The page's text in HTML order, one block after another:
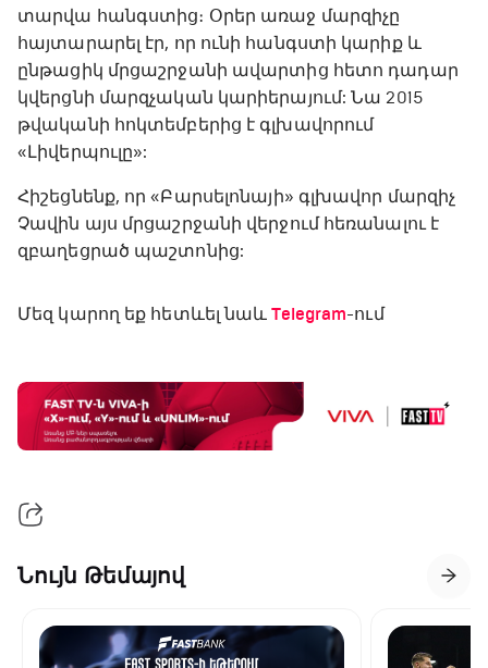
տարվա հանգստից։ Օրեր առաջ մարզիչը
հայտարարել էր, որ ունի հանգստի կարիք և
ընթացիկ մրցաշրջանի ավարտից հետո դադար
կվերցնի մարզչական կարիերայում: Նա 2015
թվականի հոկտեմբերից է գլխավորում
«Լիվերպուլը»:
Հիշեցնենք, որ «Բարսելոնայի» գլխավոր մարզիչ
Չավին այս մրցաշրջանի վերջում հեռանալու է
զբաղեցրած պաշտոնից:
Մեզ կարող եք հետևել նաև Telegram-ում
Նույն Թեմայով